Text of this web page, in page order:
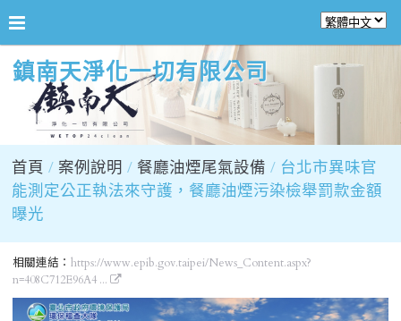
鎮南天淨化一切有限公司
首頁 案例說明 餐廳油煙尾氣設備 台北市異味官
能測定公正執法來守護，餐廳油煙污染檢舉罰款金額
曝光
相關連結： https://www.epib.gov.taipei/News_Content.aspx?
n=408C712E96A4 ...